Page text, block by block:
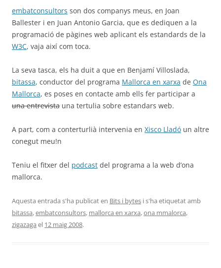
embatconsultors son dos companys meus, en Joan
Ballester i en Juan Antonio Garcia, que es dediquen a la
programació de pàgines web aplicant els estandards de la
W3C, vaja així com toca.
La seva tasca, els ha duit a que en Benjamí Villoslada,
bitassa, conductor del programa Mallorca en xarxa de Ona
Mallorca, es poses en contacte amb ells fer participar a
una entrevista una tertulia sobre estandars web.
A part, com a conterturlià intervenia en Xisco Lladó un altre
conegut meu!n
Teniu el fitxer del podcast del programa a la web d’ona
mallorca.
Aquesta entrada s'ha publicat en Bits i bytes i s'ha etiquetat amb
bitassa,embatconsultors, mallorca en xarxa,ona mmalorca,
zigazaga el 12 maig 2008.